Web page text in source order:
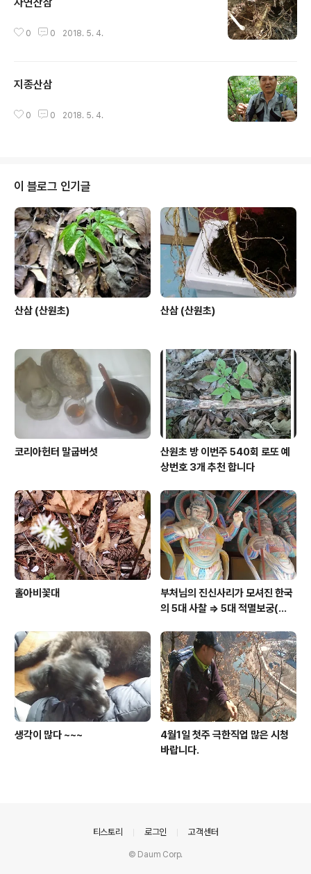
자연산삼
0 0 2018. 5. 4.
지종산삼
0 0 2018. 5. 4.
이 블로그 인기글
산삼 (산원초) 산삼 (산원초)
코리아헌터 말굽버섯
산원초 방 이번주 540회 로또 예
상번호 3개 추천 합니다
홀아비꽃대
부처님의 진신사리가 모셔진 한국
의 5대 사찰 => 5대 적멸보궁(寂
생각이 많다 ~~~
4월1일 첫주 극한직업 많은 시청
바랍니다.
티스토리 로그인 고객센터
© Daum Corp.